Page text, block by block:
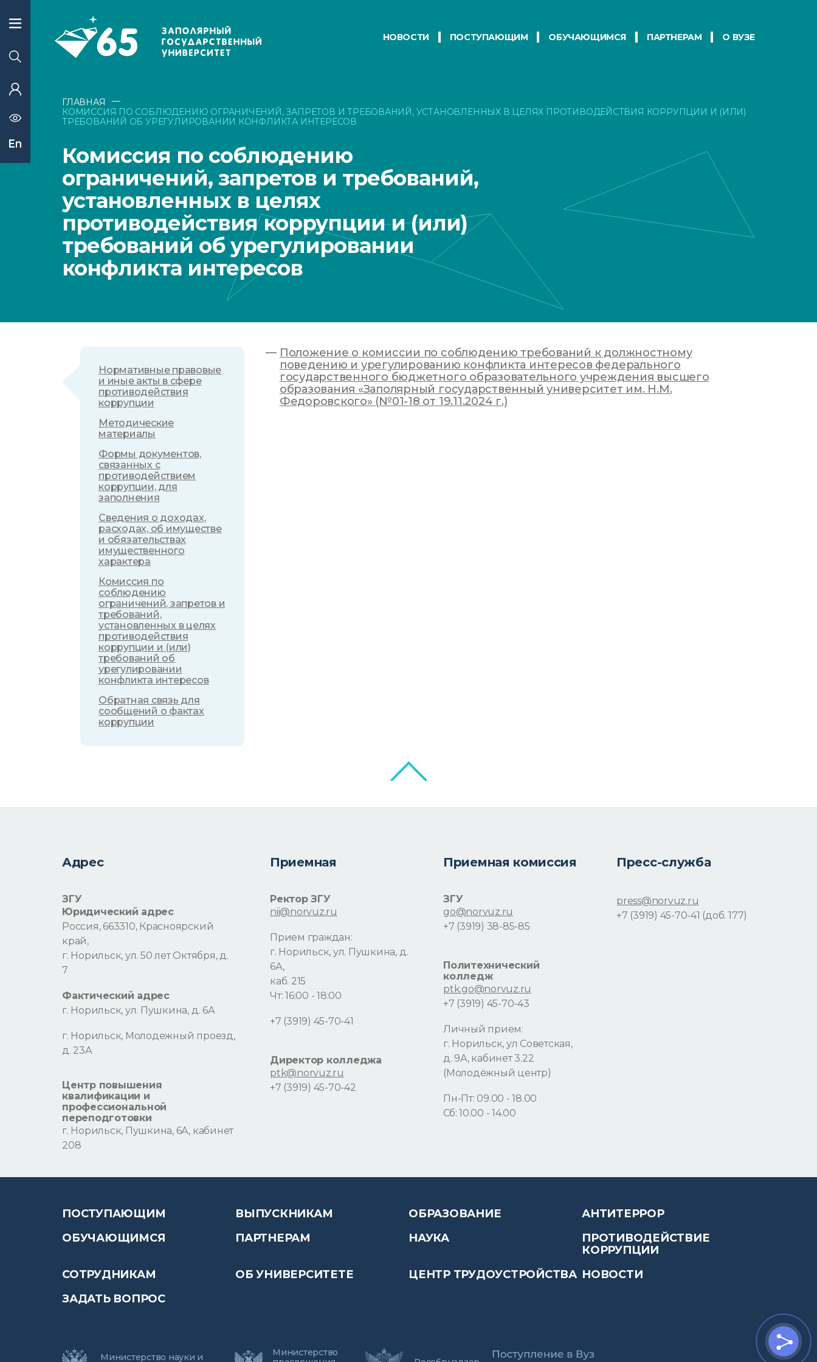
НОВОСТИ ПОСТУПАЮЩИМ ОБУЧАЮЩИМСЯ ПАРТНЕРАМ О ВУЗЕ
ГЛАВНАЯ
—
КОМИССИЯ ПО СОБЛЮДЕНИЮ ОГРАНИЧЕНИЙ, ЗАПРЕТОВ И ТРЕБОВАНИЙ, УСТАНОВЛЕННЫХ В ЦЕЛЯХ ПРОТИВОДЕЙСТВИЯ КОРРУПЦИИ И (ИЛИ)
ТРЕБОВАНИЙ ОБ УРЕГУЛИРОВАНИИ КОНФЛИКТА ИНТЕРЕСОВ
Комиссия по соблюдению
ограничений, запретов и требований,
установленных в целях
противодействия коррупции и (или)
требований об урегулировании
конфликта интересов
Нормативные правовые
и иные акты в сфере
противодействия
коррупции
Методические
материалы
Формы документов,
связанных с
противодействием
коррупции, для
заполнения
Сведения о доходах,
расходах, об имуществе
и обязательствах
имущественного
характера
Комиссия по
соблюдению
ограничений, запретов и
требований,
установленных в целях
противодействия
коррупции и (или)
требований об
урегулировании
конфликта интересов
Обратная связь для
сообщений о фактах
коррупции
Положение о комиссии по соблюдению требований к должностному
поведению и урегулированию конфликта интересов федерального
государственного бюджетного образовательного учреждения высшего
образования «Заполярный государственный университет им. Н.М.
Федоровского» (№01-18 от 19.11.2024 г.)
Адрес
ЗГУ
Юридический адрес
Россия, 663310, Красноярский
край,
г. Норильск, ул. 50 лет Октября, д.
7
Фактический адрес
г. Норильск, ул. Пушкина, д. 6А
г. Норильск, Молодежный проезд,
д. 23А
Центр повышения
квалификации и
профессиональной
переподготовки
г. Норильск, Пушкина, 6А, кабинет
208
Приемная
Ректор ЗГУ
nii@norvuz.ru
Прием граждан:
г. Норильск, ул. Пушкина, д.
6А,
каб. 215
Чт: 16:00 - 18:00
+7 (3919) 45-70-41
Директор колледжа
ptk@norvuz.ru
+7 (3919) 45-70-42
Приемная комиссия
ЗГУ
go@norvuz.ru
+7 (3919) 38-85-85
Политехнический
колледж
ptk.go@norvuz.ru
+7 (3919) 45-70-43
Личный прием:
г. Норильск, ул Советская,
д. 9А, кабинет 3.22
(Молодёжный центр)
Пн-Пт: 09.00 - 18.00
Сб: 10.00 - 14.00
Пресс-служба
press@norvuz.ru
+7 (3919) 45-70-41 (доб. 177)
ПОСТУПАЮЩИМ ВЫПУСКНИКАМ ОБРАЗОВАНИЕ
АНТИТЕРРОР
ОБУЧАЮЩИМСЯ
ПАРТНЕРАМ НАУКА
ПРОТИВОДЕЙСТВИЕ
КОРРУПЦИИ
СОТРУДНИКАМ
ОБ УНИВЕРСИТЕТЕ ЦЕНТР ТРУДОУСТРОЙСТВА НОВОСТИ
ЗАДАТЬ ВОПРОС
Министерство науки и
Министерство